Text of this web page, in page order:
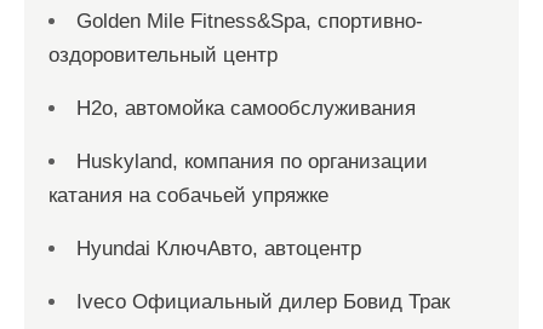
Golden Mile Fitness&Spa, спортивно-
оздоровительный центр
H2o, автомойка самообслуживания
Huskyland, компания по организации
катания на собачьей упряжке
Hyundai КлючАвто, автоцентр
Iveco Официальный дилер Бовид Трак